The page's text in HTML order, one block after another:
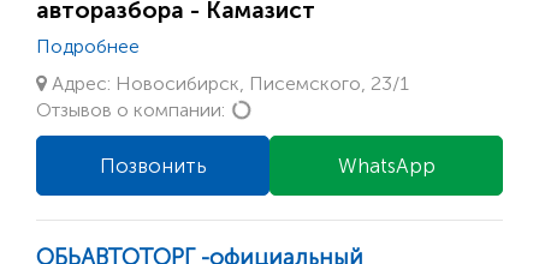
авторазбора - Камазист
Подробнее
Адрес: Новосибирск, Писемского, 23/1
Отзывов о компании:
WhatsApp
Позвонить
ОБЬАВТОТОРГ -официальный